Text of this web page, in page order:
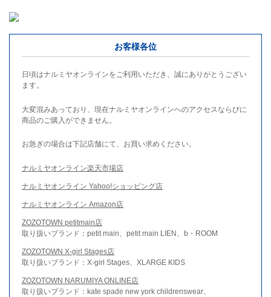
お客様各位
日頃はナルミヤオンラインをご利用いただき、誠にありがとうござい
ます。
大変混みあっており、現在ナルミヤオンラインへのアクセスならびに
商品のご購入ができません。
お急ぎの場合は下記店舗にて、お買い求めください。
ナルミヤオンライン楽天市場店
ナルミヤオンライン Yahoo!ショッピング店
ナルミヤオンライン Amazon店
ZOZOTOWN petitmain店
取り扱いブランド：petit main、petit main LIEN、b・ROOM
ZOZOTOWN X-girl Stages店
取り扱いブランド：X-girl Stages、XLARGE KIDS
ZOZOTOWN NARUMIYA ONLINE店
取り扱いブランド：kate spade new york childrenswear、